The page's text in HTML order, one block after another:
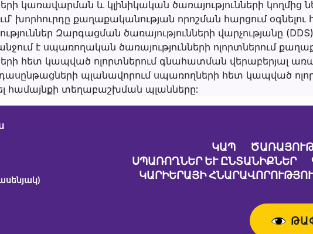
կառավարման և կլինիկական ծառայությունների կողմից
խորհուրդը քաղաքականության որոշման հարցում օգնելու
Զարգացման ծառայությունների վարչությանը
է սպառողական ծառայությունների ոլորտներում
հետ կապված ոլորտներում գնահատման վերաբերյալ
պլանավորում սպառողների հետ կապված
համայնքի տեղաբաշխման պլանները:
ԿԱՊ
ՍՊԱՌՈՂՆԵՐ ԵՒ ԸՆՏԱՆԻՔՆԵՐ
ԿԱՐԻԵՐԱՅԻ